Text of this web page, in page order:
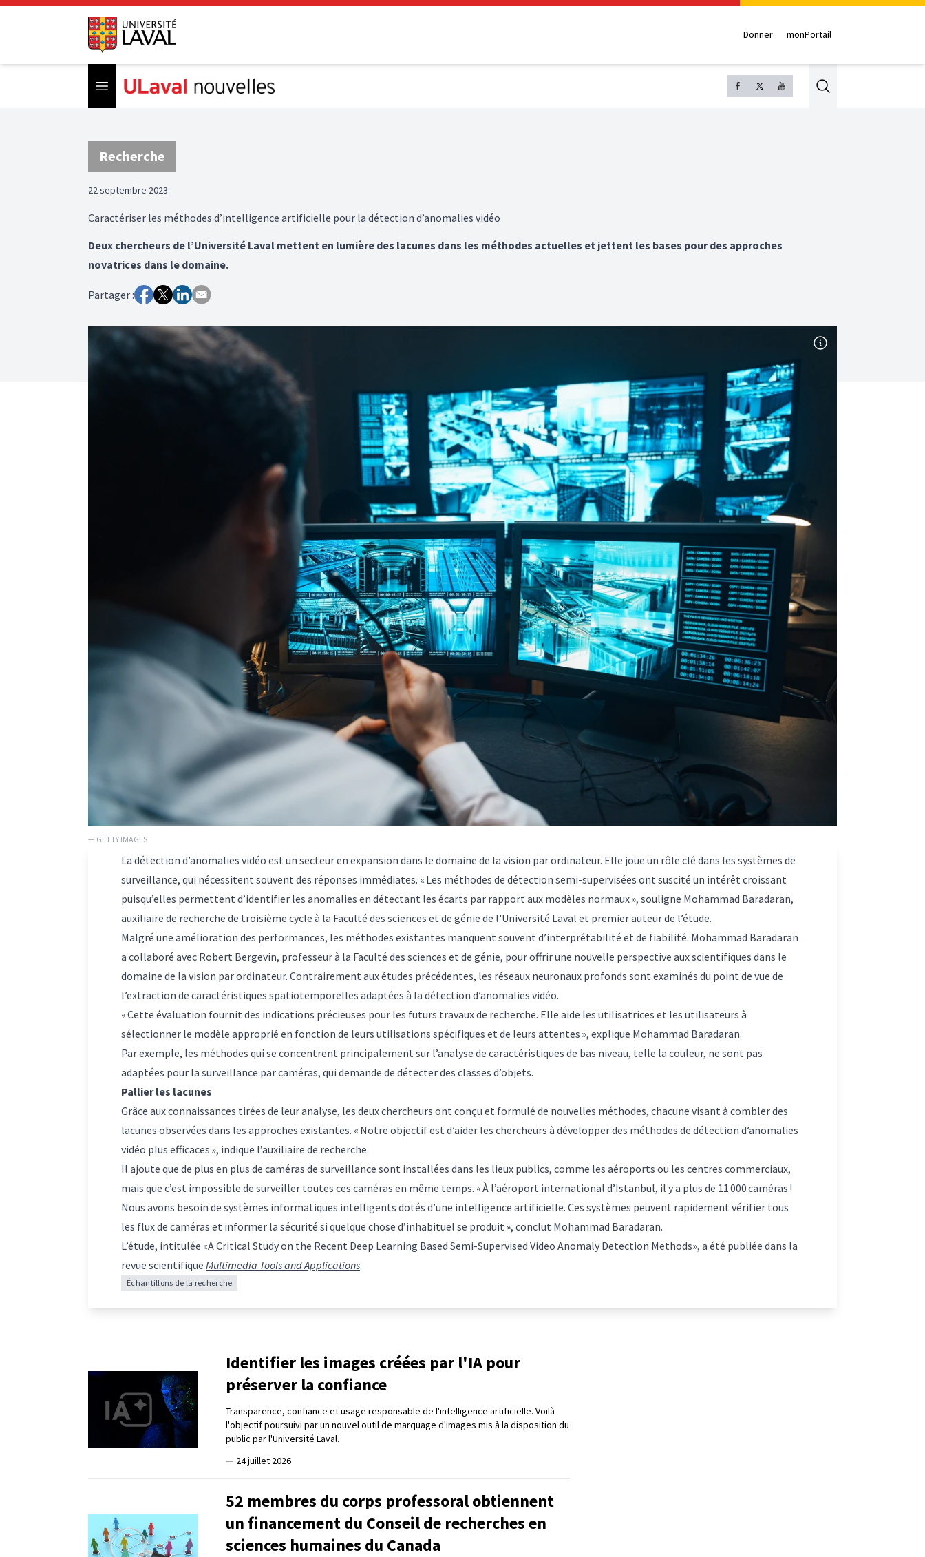
Donner monPortail
Open menu Search
Recherche
22 septembre 2023
Caractériser les méthodes d’intelligence artificielle pour la détection d’anomalies vidéo
Deux chercheurs de l’Université Laval mettent en lumière des lacunes dans les méthodes actuelles et jettent les bases pour des approches
novatrices dans le domaine.
Partager :
— GETTY IMAGES
La détection d’anomalies vidéo est un secteur en expansion dans le domaine de la vision par ordinateur. Elle joue un rôle clé dans les systèmes de
surveillance, qui nécessitent souvent des réponses immédiates. « Les méthodes de détection semi-supervisées ont suscité un intérêt croissant
puisqu’elles permettent d’identifier les anomalies en détectant les écarts par rapport aux modèles normaux », souligne Mohammad Baradaran,
auxiliaire de recherche de troisième cycle à la Faculté des sciences et de génie de l'Université Laval et premier auteur de l’étude.
Malgré une amélioration des performances, les méthodes existantes manquent souvent d’interprétabilité et de fiabilité. Mohammad Baradaran
a collaboré avec Robert Bergevin, professeur à la Faculté des sciences et de génie, pour offrir une nouvelle perspective aux scientifiques dans le
domaine de la vision par ordinateur. Contrairement aux études précédentes, les réseaux neuronaux profonds sont examinés du point de vue de
l’extraction de caractéristiques spatiotemporelles adaptées à la détection d’anomalies vidéo.
« Cette évaluation fournit des indications précieuses pour les futurs travaux de recherche. Elle aide les utilisatrices et les utilisateurs à
sélectionner le modèle approprié en fonction de leurs utilisations spécifiques et de leurs attentes », explique Mohammad Baradaran.
Par exemple, les méthodes qui se concentrent principalement sur l’analyse de caractéristiques de bas niveau, telle la couleur, ne sont pas
adaptées pour la surveillance par caméras, qui demande de détecter des classes d’objets.
Pallier les lacunes
Grâce aux connaissances tirées de leur analyse, les deux chercheurs ont conçu et formulé de nouvelles méthodes, chacune visant à combler des
lacunes observées dans les approches existantes. « Notre objectif est d’aider les chercheurs à développer des méthodes de détection d’anomalies
vidéo plus efficaces », indique l’auxiliaire de recherche.
Il ajoute que de plus en plus de caméras de surveillance sont installées dans les lieux publics, comme les aéroports ou les centres commerciaux,
mais que c’est impossible de surveiller toutes ces caméras en même temps. « À l’aéroport international d’Istanbul, il y a plus de 11 000 caméras !
Nous avons besoin de systèmes informatiques intelligents dotés d’une intelligence artificielle. Ces systèmes peuvent rapidement vérifier tous
les flux de caméras et informer la sécurité si quelque chose d’inhabituel se produit », conclut Mohammad Baradaran.
L’étude, intitulée «A Critical Study on the Recent Deep Learning Based Semi-Supervised Video Anomaly Detection Methods», a été publiée dans la
revue scientifique Multimedia Tools and Applications.
Échantillons de la recherche
Identifier les images créées par l'IA pour
préserver la confiance
Transparence, confiance et usage responsable de l'intelligence artificielle. Voilà
l'objectif poursuivi par un nouvel outil de marquage d'images mis à la disposition du
public par l'Université Laval.
— 24 juillet 2026
52 membres du corps professoral obtiennent
un financement du Conseil de recherches en
sciences humaines du Canada